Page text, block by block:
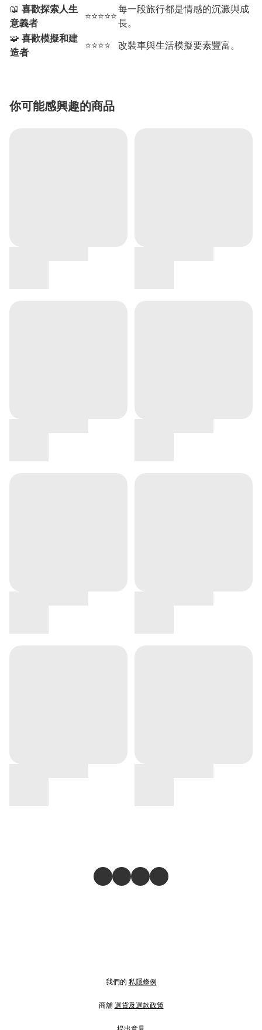
📖 喜歡探索人生
意義者
⭐⭐⭐⭐⭐
每一段旅行都是情感的沉澱與成
長。
🧩 喜歡模擬和建
造者
⭐⭐⭐⭐ 改裝車與生活模擬要素豐富。
你可能感興趣的商品
我們的 私隱條例
商舖 退貨及退款政策